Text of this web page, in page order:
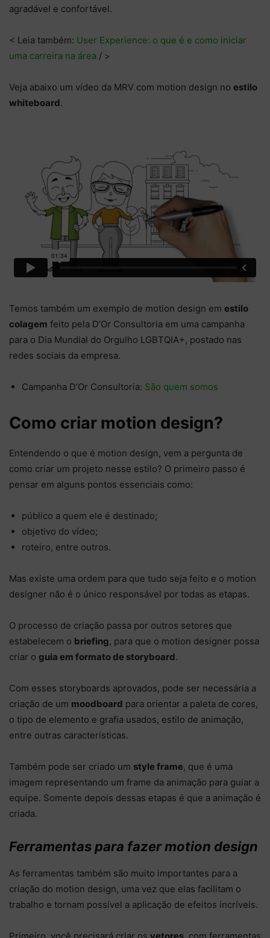
agradável e confortável.
< Leia também: User Experience: o que é e como iniciar
uma carreira na área / >
Veja abaixo um vídeo da MRV com motion design no estilo
whiteboard.
Temos também um exemplo de motion design em estilo
colagem feito pela D’Or Consultoria em uma campanha
para o Dia Mundial do Orgulho LGBTQIA+, postado nas
redes sociais da empresa.
Campanha D’Or Consultoria: São quem somos
Como criar motion design?
Entendendo o que é motion design, vem a pergunta de
como criar um projeto nesse estilo? O primeiro passo é
pensar em alguns pontos essenciais como:
público a quem ele é destinado;
objetivo do vídeo;
roteiro, entre outros.
Mas existe uma ordem para que tudo seja feito e o motion
designer não é o único responsável por todas as etapas.
O processo de criação passa por outros setores que
estabelecem o briefing, para que o motion designer possa
criar o guia em formato de storyboard.
Com esses storyboards aprovados, pode ser necessária a
criação de um moodboard para orientar a paleta de cores,
o tipo de elemento e grafia usados, estilo de animação,
entre outras características.
Também pode ser criado um style frame, que é uma
imagem representando um frame da animação para guiar a
equipe. Somente depois dessas etapas é que a animação é
criada.
Ferramentas para fazer motion design
As ferramentas também são muito importantes para a
criação do motion design, uma vez que elas facilitam o
trabalho e tornam possível a aplicação de efeitos incríveis.